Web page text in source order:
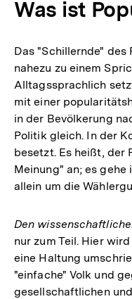
Was ist
Das "Schillernde" des
nahezu zu einem
Alltagssprachlich
mit einer
in der Bevölkerung
Politik gleich. In der
besetzt. Es heißt, der
Meinung" an; es
allein um die
Den
nur zum Teil. Hier
eine Haltung
"einfache" Volk und
gesellschaftlichen